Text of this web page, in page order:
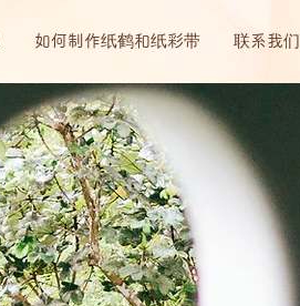
如何制作纸鹤和纸彩带 联系我们